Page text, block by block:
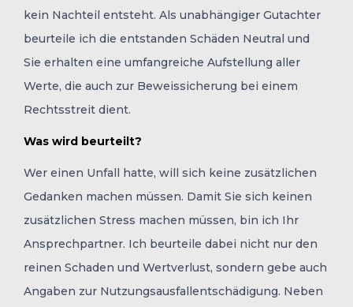
kein Nachteil entsteht. Als unabhängiger Gutachter
beurteile ich die entstanden Schäden Neutral und
Sie erhalten eine umfangreiche Aufstellung aller
Werte, die auch zur Beweissicherung bei einem
Rechtsstreit dient.
Was wird beurteilt?
Wer einen Unfall hatte, will sich keine zusätzlichen
Gedanken machen müssen. Damit Sie sich keinen
zusätzlichen Stress machen müssen, bin ich Ihr
Ansprechpartner. Ich beurteile dabei nicht nur den
reinen Schaden und Wertverlust, sondern gebe auch
Angaben zur Nutzungsausfallentschädigung. Neben